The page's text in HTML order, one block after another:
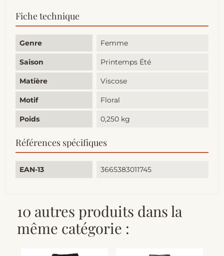
Fiche technique
Genre Femme
Saison Printemps Été
Matière Viscose
Motif Floral
Poids 0,250 kg
Références spécifiques
EAN-13 3665383011745
10 autres produits dans la
même catégorie :